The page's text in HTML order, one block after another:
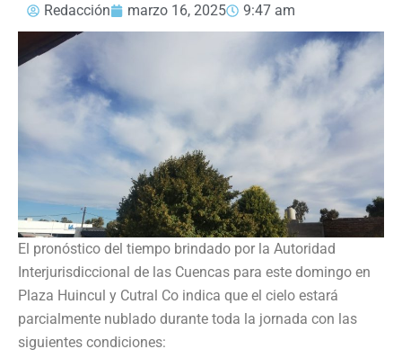
Redacción
marzo 16, 2025 9:47 am
El pronóstico del tiempo brindado por la Autoridad
Interjurisdiccional de las Cuencas para este domingo en
Plaza Huincul y Cutral Co indica que el cielo estará
parcialmente nublado durante toda la jornada con las
siguientes condiciones: